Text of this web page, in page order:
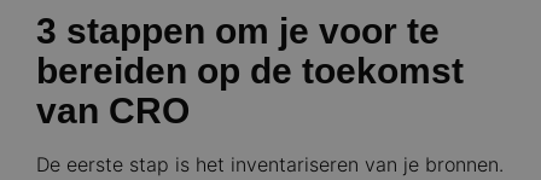
3 stappen om je voor te
bereiden op de toekomst
van CRO
De eerste stap is het inventariseren van je bronnen.